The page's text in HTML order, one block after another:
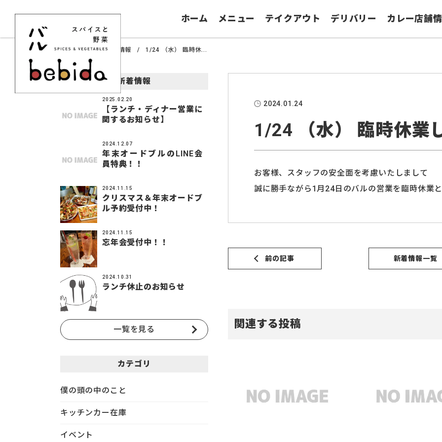
ホーム メニュー テイクアウト デリバリー カレー店舗
ホーム 新着情報 1/24 （水） 臨時休...
2024.01.24
1/24 （水） 臨時休業
お客様、スタッフの安全面を考慮いたしまして
誠に勝手ながら1月24日のバルの営業を臨時休業
前の記事 新着情報一覧
関連する投稿
新着情報
2025.02.20
【ランチ・ディナー営業に
関するお知らせ】
2024.12.07
年末オードブルのLINE会
員特典！！
2024.11.15
クリスマス＆年末オードブ
ル予約受付中！
2024.11.15
忘年会受付中！！
2024.10.31
ランチ休止のお知らせ
一覧を見る
カテゴリ
僕の頭の中のこと
キッチンカー在庫
イベント